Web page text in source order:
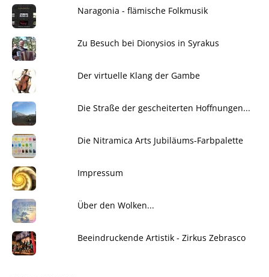
Naragonia - flämische Folkmusik
Zu Besuch bei Dionysios in Syrakus
Der virtuelle Klang der Gambe
Die Straße der gescheiterten Hoffnungen...
Die Nitramica Arts Jubiläums-Farbpalette
Impressum
Über den Wolken...
Beeindruckende Artistik - Zirkus Zebrasco